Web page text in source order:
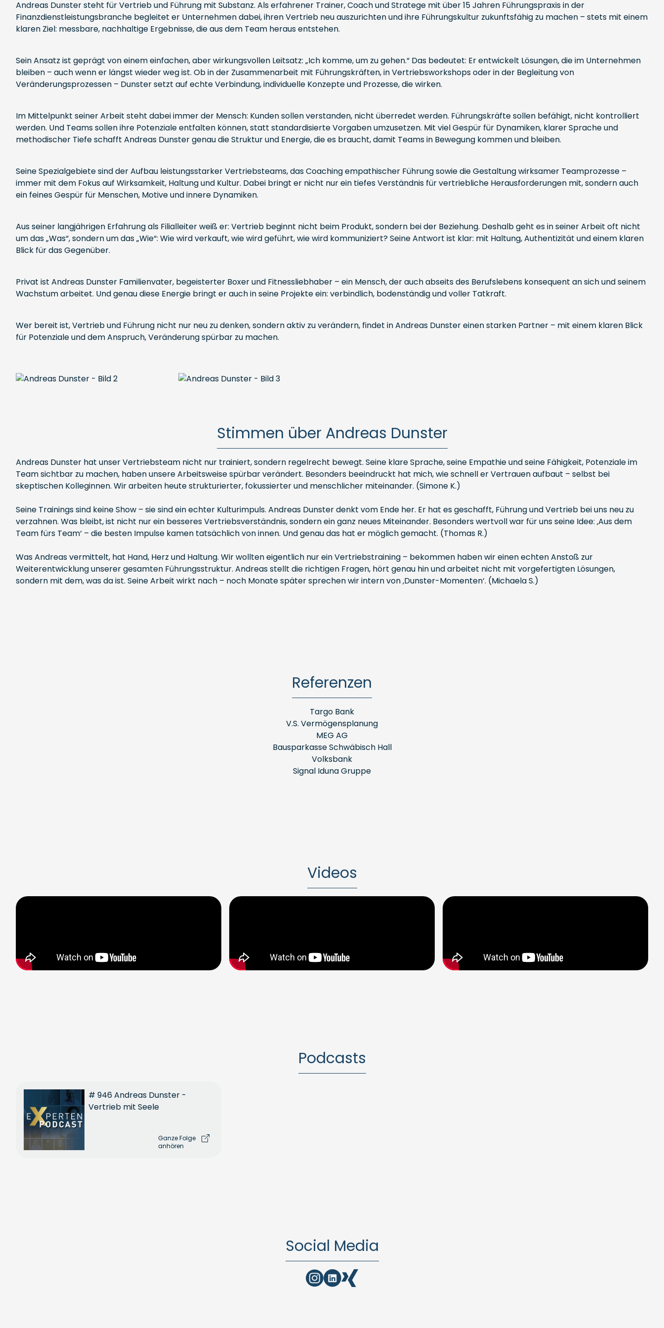
Andreas Dunster steht für Vertrieb und Führung mit Substanz. Als erfahrener Trainer, Coach und Stratege mit über 15 Jahren Führungspraxis in der
Finanzdienstleistungsbranche begleitet er Unternehmen dabei, ihren Vertrieb neu auszurichten und ihre Führungskultur zukunftsfähig zu machen – stets mit einem
klaren Ziel: messbare, nachhaltige Ergebnisse, die aus dem Team heraus entstehen.
Sein Ansatz ist geprägt von einem einfachen, aber wirkungsvollen Leitsatz: „Ich komme, um zu gehen.“ Das bedeutet: Er entwickelt Lösungen, die im Unternehmen
bleiben – auch wenn er längst wieder weg ist. Ob in der Zusammenarbeit mit Führungskräften, in Vertriebsworkshops oder in der Begleitung von
Veränderungsprozessen – Dunster setzt auf echte Verbindung, individuelle Konzepte und Prozesse, die wirken.
Im Mittelpunkt seiner Arbeit steht dabei immer der Mensch: Kunden sollen verstanden, nicht überredet werden. Führungskräfte sollen befähigt, nicht kontrolliert
werden. Und Teams sollen ihre Potenziale entfalten können, statt standardisierte Vorgaben umzusetzen. Mit viel Gespür für Dynamiken, klarer Sprache und
methodischer Tiefe schafft Andreas Dunster genau die Struktur und Energie, die es braucht, damit Teams in Bewegung kommen und bleiben.
Seine Spezialgebiete sind der Aufbau leistungsstarker Vertriebsteams, das Coaching empathischer Führung sowie die Gestaltung wirksamer Teamprozesse –
immer mit dem Fokus auf Wirksamkeit, Haltung und Kultur. Dabei bringt er nicht nur ein tiefes Verständnis für vertriebliche Herausforderungen mit, sondern auch
ein feines Gespür für Menschen, Motive und innere Dynamiken.
Aus seiner langjährigen Erfahrung als Filialleiter weiß er: Vertrieb beginnt nicht beim Produkt, sondern bei der Beziehung. Deshalb geht es in seiner Arbeit oft nicht
um das „Was“, sondern um das „Wie“: Wie wird verkauft, wie wird geführt, wie wird kommuniziert? Seine Antwort ist klar: mit Haltung, Authentizität und einem klaren
Blick für das Gegenüber.
Privat ist Andreas Dunster Familienvater, begeisterter Boxer und Fitnessliebhaber – ein Mensch, der auch abseits des Berufslebens konsequent an sich und seinem
Wachstum arbeitet. Und genau diese Energie bringt er auch in seine Projekte ein: verbindlich, bodenständig und voller Tatkraft.
Wer bereit ist, Vertrieb und Führung nicht nur neu zu denken, sondern aktiv zu verändern, findet in Andreas Dunster einen starken Partner – mit einem klaren Blick
für Potenziale und dem Anspruch, Veränderung spürbar zu machen.
Stimmen über Andreas Dunster
Andreas Dunster hat unser Vertriebsteam nicht nur trainiert, sondern regelrecht bewegt. Seine klare Sprache, seine Empathie und seine Fähigkeit, Potenziale im
Team sichtbar zu machen, haben unsere Arbeitsweise spürbar verändert. Besonders beeindruckt hat mich, wie schnell er Vertrauen aufbaut – selbst bei
skeptischen Kolleginnen. Wir arbeiten heute strukturierter, fokussierter und menschlicher miteinander. (Simone K.)
Seine Trainings sind keine Show – sie sind ein echter Kulturimpuls. Andreas Dunster denkt vom Ende her. Er hat es geschafft, Führung und Vertrieb bei uns neu zu
verzahnen. Was bleibt, ist nicht nur ein besseres Vertriebsverständnis, sondern ein ganz neues Miteinander. Besonders wertvoll war für uns seine Idee: ‚Aus dem
Team fürs Team‘ – die besten Impulse kamen tatsächlich von innen. Und genau das hat er möglich gemacht. (Thomas R.)
Was Andreas vermittelt, hat Hand, Herz und Haltung. Wir wollten eigentlich nur ein Vertriebstraining – bekommen haben wir einen echten Anstoß zur
Weiterentwicklung unserer gesamten Führungsstruktur. Andreas stellt die richtigen Fragen, hört genau hin und arbeitet nicht mit vorgefertigten Lösungen,
sondern mit dem, was da ist. Seine Arbeit wirkt nach – noch Monate später sprechen wir intern von ‚Dunster-Momenten‘. (Michaela S.)
Referenzen
Targo Bank
V.S. Vermögensplanung
MEG AG
Bausparkasse Schwäbisch Hall
Volksbank
Signal Iduna Gruppe
Videos
Podcasts
# 946 Andreas Dunster -
Vertrieb mit Seele
Ganze Folge
anhören
Social Media